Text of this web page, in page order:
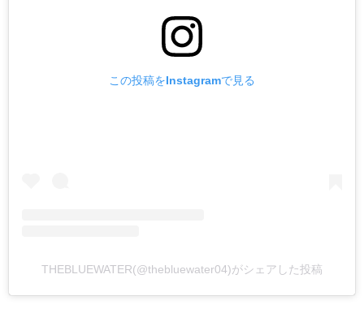
この投稿をInstagramで見る
THEBLUEWATER(@thebluewater04)がシェアした投稿